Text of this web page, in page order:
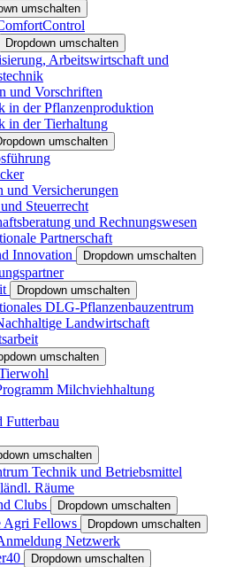
umschalten
Dropdown umschalten
Arbeitswirtschaft und
und Vorschriften
in der Pflanzenproduktion
in der Tierhaltung
umschalten
und Versicherungen
Steuerrecht
und Rechnungswesen
Partnerschaft
Innovation
Dropdown umschalten
Dropdown umschalten
DLG-Pflanzenbauzentrum
Landwirtschaft
umschalten
Milchviehhaltung
Futterbau
umschalten
Technik und Betriebsmittel
Räume
Clubs
Dropdown umschalten
Agri Fellows Dropdown umschalten
Netzwerk
Dropdown umschalten